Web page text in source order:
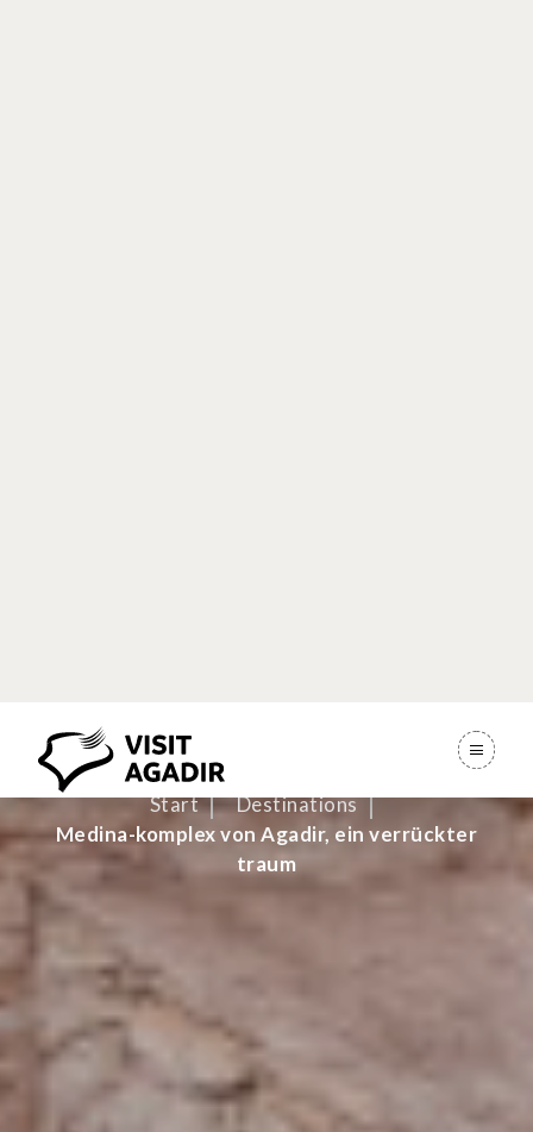
verrückter traum
Start
Destinations
Medina-komplex von Agadir, ein verrückter
traum